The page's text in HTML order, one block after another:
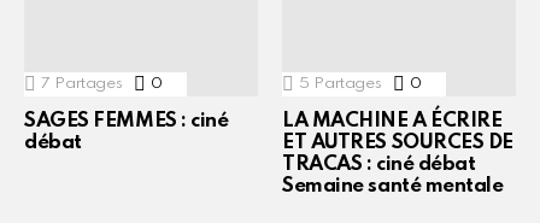
7 Partages 0
SAGES FEMMES : ciné
débat
5 Partages 0
LA MACHINE A ÉCRIRE
ET AUTRES SOURCES DE
TRACAS : ciné débat
Semaine santé mentale